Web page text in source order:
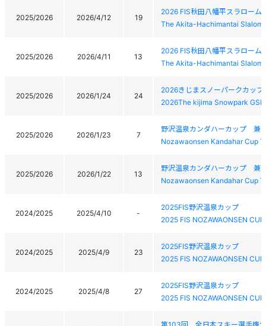
2025/2026 2026/4/12 19
2026 FIS秋田八幡平スラローム
The Akita-Hachimantai Slalom
2025/2026 2026/4/11 13
2026 FIS秋田八幡平スラローム
The Akita-Hachimantai Slalom
2025/2026 2026/1/24 24
2026きじまスノーパークカップ
2026The kijima Snowpark GSL
2025/2026 2026/1/23 7
野沢温泉カンダハーカップ 兼
Nozawaonsen Kandahar Cup
2025/2026 2026/1/22 13
野沢温泉カンダハーカップ 兼
Nozawaonsen Kandahar Cup
2024/2025 2025/4/10 -
2025FIS野沢温泉カップ
2025 FIS NOZAWAONSEN CUP
2024/2025 2025/4/9 23
2025FIS野沢温泉カップ
2025 FIS NOZAWAONSEN CUP
2024/2025 2025/4/8 27
2025FIS野沢温泉カップ
2025 FIS NOZAWAONSEN CUP